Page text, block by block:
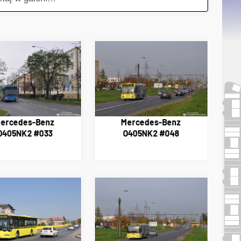
Benz
#033
Mercedes-Benz
O405NK2 #048